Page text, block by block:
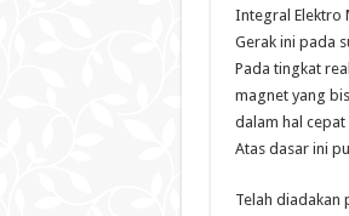
Integral Elektro
Gerak ini pada
Pada tingkat
magnet yang
dalam hal
Atas dasar ini
Telah diadakan